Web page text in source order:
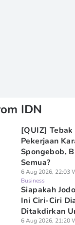
IDN
[QUIZ] Tebak
Pekerjaan
Spongebob,
Semua?
6 Aug 2026, 22:03
Business
Siapakah
Ini Ciri-Ciri
Ditakdirkan
6 Aug 2026, 21:20